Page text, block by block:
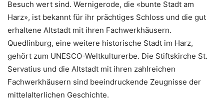
Besuch wert sind. Wernigerode, die «bunte Stadt am
Harz», ist bekannt für ihr prächtiges Schloss und die gut
erhaltene Altstadt mit ihren Fachwerkhäusern.
Quedlinburg, eine weitere historische Stadt im Harz,
gehört zum UNESCO-Weltkulturerbe. Die Stiftskirche St.
Servatius und die Altstadt mit ihren zahlreichen
Fachwerkhäusern sind beeindruckende Zeugnisse der
mittelalterlichen Geschichte.